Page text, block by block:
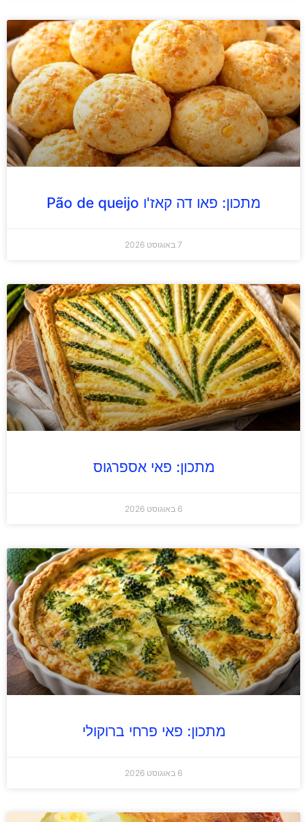
מתכון: פאו דה קאז'ו Pão de queijo
7 באוגוסט 2026
מתכון: פאי אספרגוס
6 באוגוסט 2026
מתכון: פאי פרחי ברוקולי
6 באוגוסט 2026